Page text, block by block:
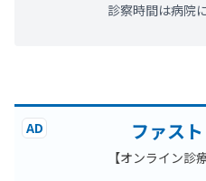
診察時間は病院
AD ファス
【オンライン診